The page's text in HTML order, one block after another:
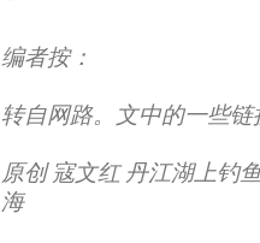
编者按：
转自网路。文中的一些链
原创 寇文红 丹江湖上钓
海